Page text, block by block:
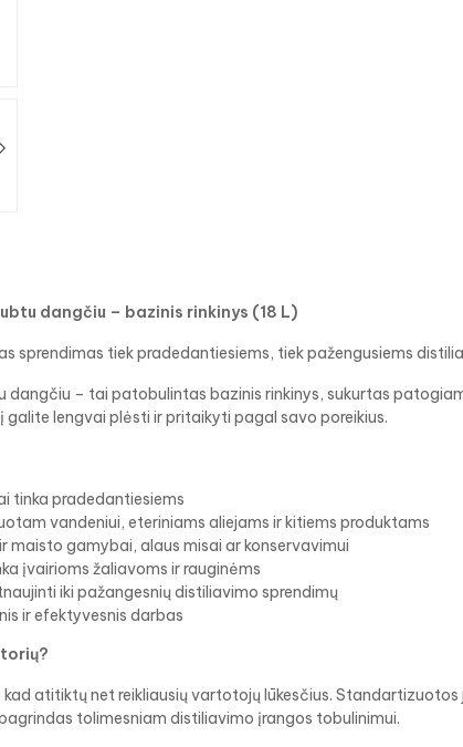
dangčiu – bazinis rinkinys (18 L)
sprendimas tiek pradedantiesiems, tiek pažengusiems
dangčiu – tai patobulintas bazinis rinkinys, sukurtas
galite lengvai plėsti ir pritaikyti pagal savo poreikius.
tinka pradedantiesiems
vandeniui, eteriniams aliejams ir kitiems produktams
maisto gamybai, alaus misai ar konservavimui
įvairioms žaliavoms ir rauginėms
iki pažangesnių distiliavimo sprendimų
ir efektyvesnis darbas
atitiktų net reikliausių vartotojų lūkesčius. Standartizuotos
tolimesniam distiliavimo įrangos tobulinimui.